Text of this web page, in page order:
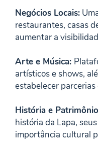
Negócios Locais:
restaurantes, casas
aumentar a
Arte e Música:
artísticos e shows,
estabelecer
História e
história da Lapa,
importância cultural